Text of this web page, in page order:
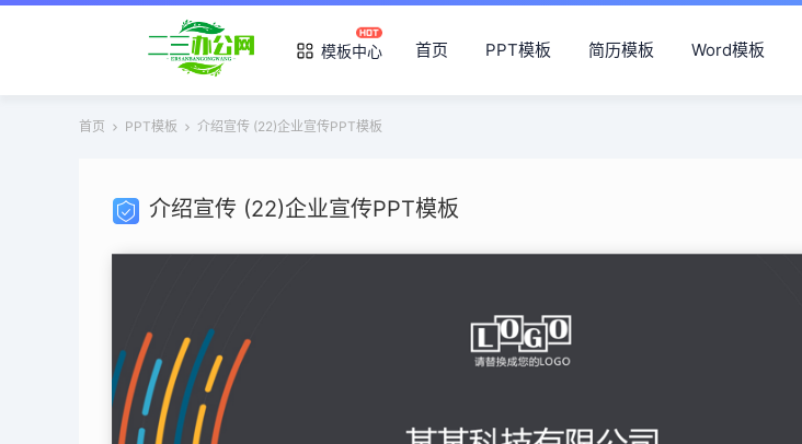
模板中心 首页 PPT模板 简历模板 Word模板
首页 PPT模板 介绍宣传 (22)企业宣传PPT模板
介绍宣传 (22)企业宣传PPT模板